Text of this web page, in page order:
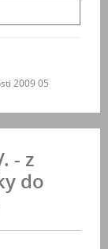
2009 05
- z
do